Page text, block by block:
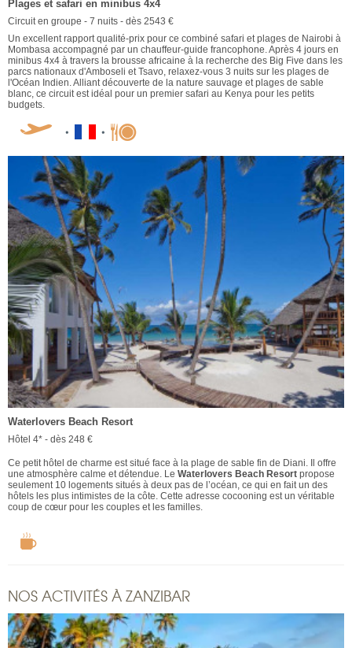
Plages et safari en minibus 4x4
Circuit en groupe - 7 nuits - dès 2543 €
Un excellent rapport qualité-prix pour ce combiné safari et plages de Nairobi à
Mombasa accompagné par un chauffeur-guide francophone. Après 4 jours en
minibus 4x4 à travers la brousse africaine à la recherche des Big Five dans les
parcs nationaux d'Amboseli et Tsavo, relaxez-vous 3 nuits sur les plages de
l'Océan Indien. Alliant découverte de la nature sauvage et plages de sable
blanc, ce circuit est idéal pour un premier safari au Kenya pour les petits
budgets.
Waterlovers Beach Resort
Hôtel 4* - dès 248 €
Ce petit hôtel de charme est situé face à la plage de sable fin de Diani. Il offre
une atmosphère calme et détendue. Le Waterlovers Beach Resort propose
seulement 10 logements situés à deux pas de l’océan, ce qui en fait un des
hôtels les plus intimistes de la côte. Cette adresse cocooning est un véritable
coup de cœur pour les couples et les familles.
NOS ACTIVITÉS À ZANZIBAR